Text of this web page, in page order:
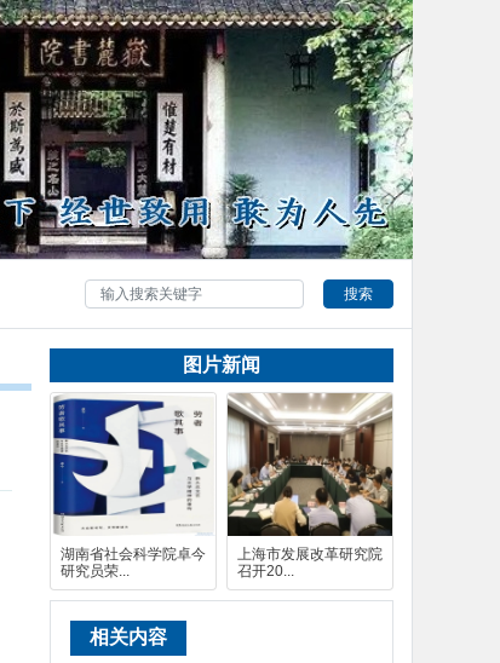
搜索
图片新闻
湖南省社会科学院卓今
研究员荣...
上海市发展改革研究院
召开20...
相关内容